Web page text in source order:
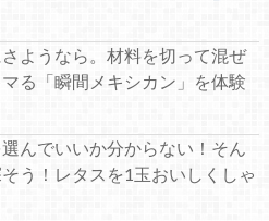
ようなら。材料を切って混ぜ
る「瞬間メキシカン」を体験
んでいいか分からない！そん
う！レタスを1玉おいしくしゃ